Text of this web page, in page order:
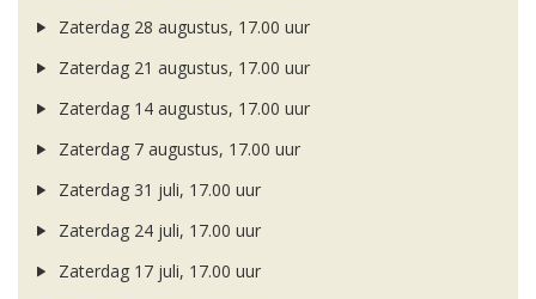
Zaterdag 28 augustus, 17.00 uur
Zaterdag 21 augustus, 17.00 uur
Zaterdag 14 augustus, 17.00 uur
Zaterdag 7 augustus, 17.00 uur
Zaterdag 31 juli, 17.00 uur
Zaterdag 24 juli, 17.00 uur
Zaterdag 17 juli, 17.00 uur